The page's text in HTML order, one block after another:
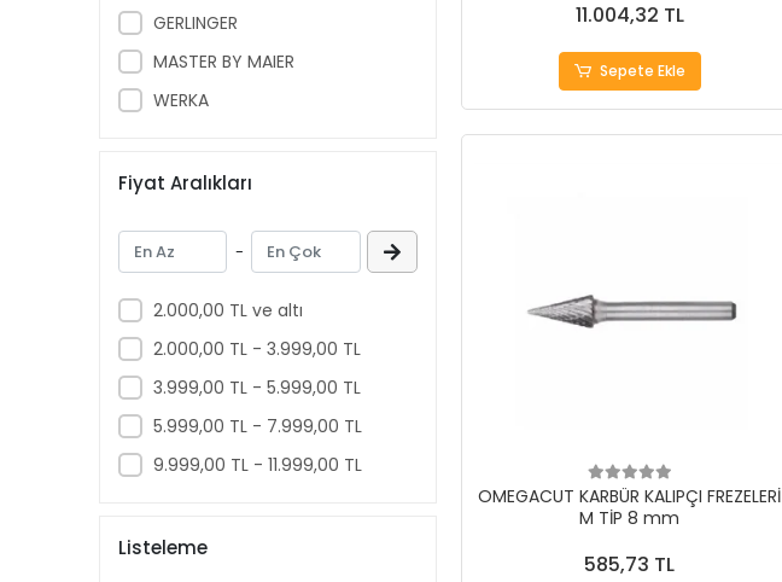
GERLINGER
MASTER BY MAIER
WERKA
Fiyat Aralıkları
-
2.000,00 TL ve altı
2.000,00 TL - 3.999,00 TL
3.999,00 TL - 5.999,00 TL
5.999,00 TL - 7.999,00 TL
9.999,00 TL - 11.999,00 TL
Listeleme
11.004,32 TL
Sepete Ekle
OMEGACUT KARBÜR KALIPÇI FREZELERİ
M TİP 8 mm
585,73 TL